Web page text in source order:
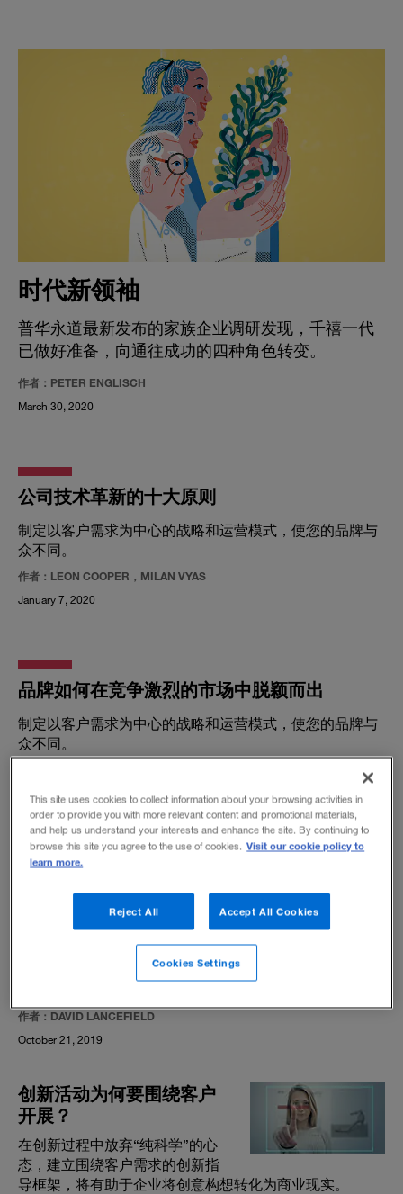
时代新领袖
普华永道最新发布的家族企业调研发现，千禧一代
已做好准备，向通往成功的四种角色转变。
作者：PETER ENGLISCH
March 30, 2020
公司技术革新的十大原则
制定以客户需求为中心的战略和运营模式，使您的品牌与
众不同。
作者：LEON COOPER，MILAN VYAS
January 7, 2020
品牌如何在竞争激烈的市场中脱颖而出
制定以客户需求为中心的战略和运营模式，使您的品牌与
众不同。
January 1, 2020
回到未来，电视革新
几乎整个全球电视行业都是在一
系列转型中存活并发展起来的。
现在，它又该如何面对新的剧变
作者：DAVID LANCEFIELD
October 21, 2019
创新活动为何要围绕客户
开展？
在创新过程中放弃“纯科学”的心
态，建立围绕客户需求的创新指
导框架，将有助于企业将创意构想转化为商业现实。
This site uses cookies to collect information about your browsing activities in
order to provide you with more relevant content and promotional materials,
and help us understand your interests and enhance the site. By continuing to
browse this site you agree to the use of cookies. Visit our cookie policy to
learn more.
Reject All Accept All Cookies
Cookies Settings